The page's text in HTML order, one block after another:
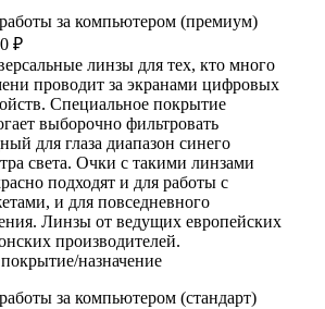
за компьютером (премиум)
₽
линзы для тех, кто много
проводит за экранами цифровых
Специальное покрытие
выборочно фильтровать
для глаза диапазон синего
света. Очки с такими линзами
подходят и для работы с
и для повседневного
Линзы от ведущих европейских
производителей.
назначение
за компьютером (стандарт)